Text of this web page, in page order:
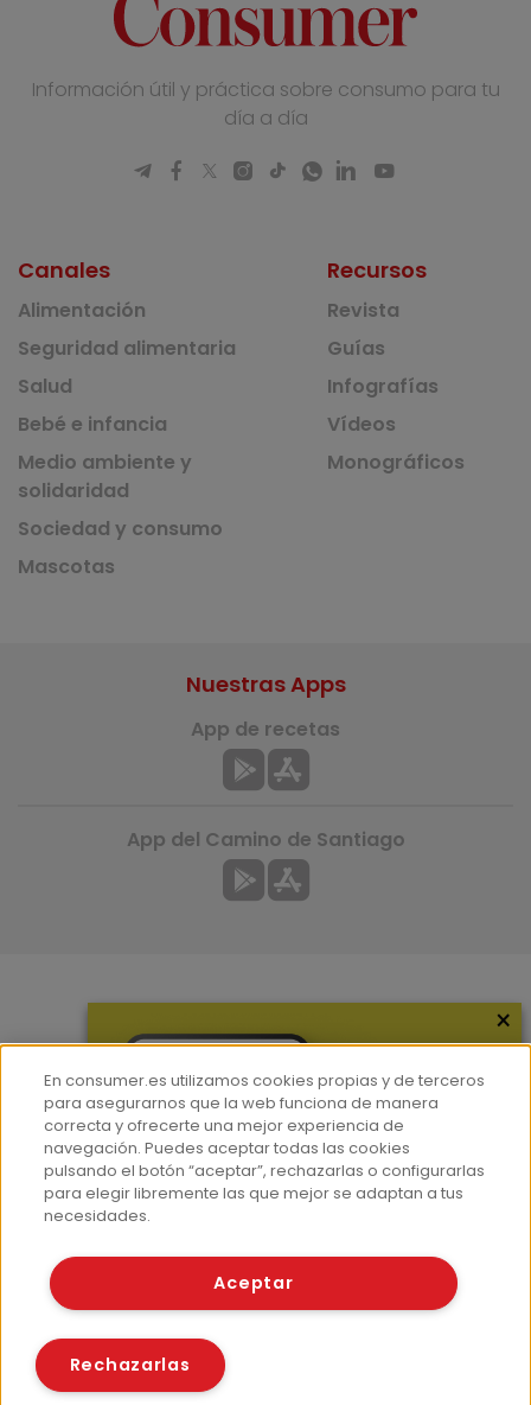
Información útil y práctica sobre consumo para tu
día a día
Canales
Alimentación
Seguridad alimentaria
Salud
Bebé e infancia
Medio ambiente y
solidaridad
Sociedad y consumo
Mascotas
Recursos
Revista
Guías
Infografías
Vídeos
Monográficos
Hemeroteca
Contacto
Prensa
Corpus Lingüístico Consumer
Nuestras Apps
App de recetas
App del Camino de Santiago
© Fundación EROSKI
Políticas de cookies
×
En consumer.es utilizamos cookies propias y de terceros
para asegurarnos que la web funciona de manera
correcta y ofrecerte una mejor experiencia de
navegación. Puedes aceptar todas las cookies
pulsando el botón “aceptar”, rechazarlas o configurarlas
para elegir libremente las que mejor se adaptan a tus
necesidades.
Aceptar
Rechazarlas